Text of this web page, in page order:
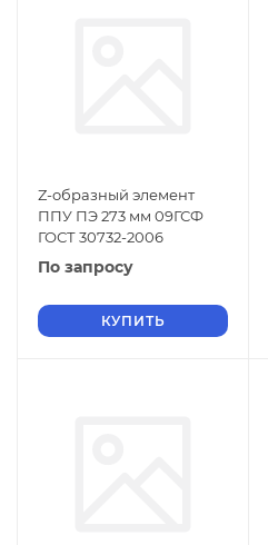
Z-образный элемент
ППУ ПЭ 273 мм 09ГСФ
ГОСТ 30732-2006
По запросу
КУПИТЬ